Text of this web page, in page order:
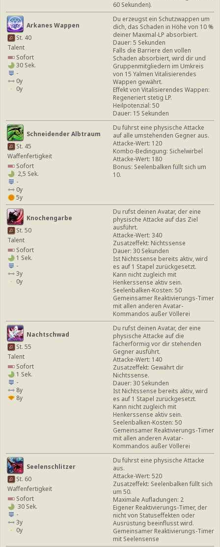
60 Sekunden).
Arkanes Wappen
St. 40
Talent
Sofort
30 Sek.
-
0y
0y
Du erzeugst ein Schutzwappen um
dich, das Schaden in Höhe von 10 %
deiner Maximal-LP absorbiert.
Dauer: 5 Sekunden
Falls die Barriere den vollen
Schaden absorbiert, wird dir und
Gruppenmitgliedern im Umkreis
von 15 Yalmen Vitalisierendes
Wappen gewährt.
Effekt von Vitalisierendes Wappen:
Regeneriert stetig LP.
Heilpotenzial: 50
Dauer: 15 Sekunden
Schneidender Albtraum
St. 45
Waffenfertigkeit
Sofort
2,5 Sek.
-
0y
5y
Du führst eine physische Attacke
auf alle umstehenden Gegner aus.
Attacke-Wert: 120
Kombo-Bedingung: Sichelwirbel
Attacke-Wert: 180
Bonus: Seelenbalken füllt sich um
10.
Knochengarbe
St. 50
Talent
Sofort
1 Sek.
-
3y
0y
Du rufst deinen Avatar, der eine
physische Attacke auf das Ziel
ausführt.
Attacke-Wert: 340
Zusatzeffekt: Nichtssense
Dauer: 30 Sekunden
Ist Nichtssense bereits aktiv, wird
es auf 1 Stapel zurückgesetzt.
Kann nicht zugleich mit
Henkerssense aktiv sein.
Seelenbalken-Kosten: 50
Gemeinsamer Reaktivierungs-Timer
mit allen anderen Avatar-
Kommandos außer Völlerei
Nachtschwad
St. 55
Talent
Sofort
1 Sek.
-
8y
8y
Du rufst deinen Avatar, der eine
physische Attacke auf die
fächerförmig vor dir stehenden
Gegner ausführt.
Attacke-Wert: 140
Zusatzeffekt: Gewährt dir
Nichtssense.
Dauer: 30 Sekunden
Ist Nichtssense bereits aktiv, wird
es auf 1 Stapel zurückgesetzt.
Kann nicht zugleich mit
Henkerssense aktiv sein.
Seelenbalken-Kosten: 50
Gemeinsamer Reaktivierungs-Timer
mit allen anderen Avatar-
Kommandos außer Völlerei
Seelenschlitzer
St. 60
Waffenfertigkeit
Sofort
30 Sek.
-
3y
0y
Du führst eine physische Attacke
aus.
Attacke-Wert: 520
Zusatzeffekt: Seelenbalken füllt sich
um 50.
Maximale Aufladungen: 2
Eigener Reaktivierungs-Timer, der
nicht von Statuseffekten oder
Ausrüstung beeinflusst wird.
Gemeinsamer Reaktivierungs-Timer
mit Seelensense